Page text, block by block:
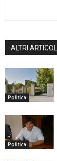
ALTRI ARTICOLI
Politica
Politica